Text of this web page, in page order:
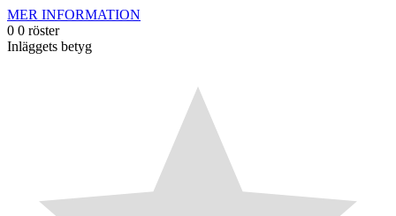
MER INFORMATION
0 0 röster
Inläggets betyg